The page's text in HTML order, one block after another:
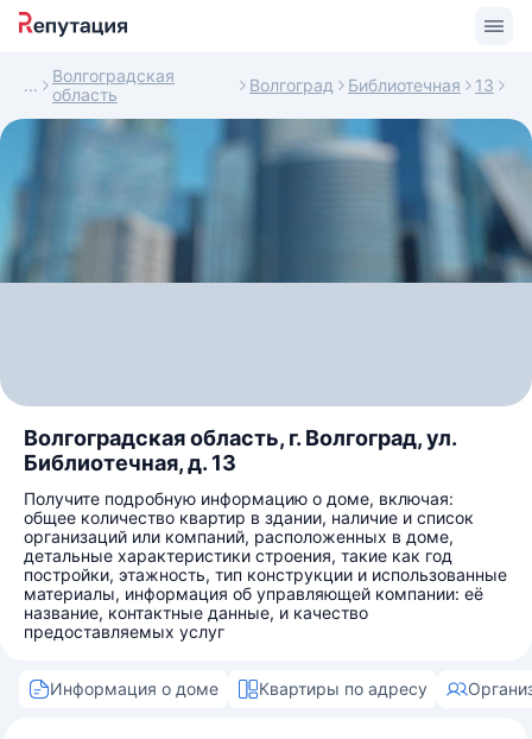
Волгоградская
область
Волгоград Библиотечная 13
Волгоградская область, г. Волгоград, ул.
Библиотечная, д. 13
Получите подробную информацию о доме, включая:
общее количество квартир в здании, наличие и список
организаций или компаний, расположенных в доме,
детальные характеристики строения, такие как год
постройки, этажность, тип конструкции и использованные
материалы, информация об управляющей компании: её
название, контактные данные, и качество
предоставляемых услуг
Информация о доме Квартиры по адресу